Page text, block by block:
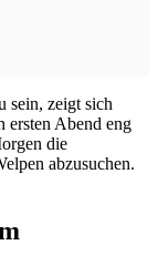
sein, zeigt sich
ersten Abend eng
die
abzusuchen.